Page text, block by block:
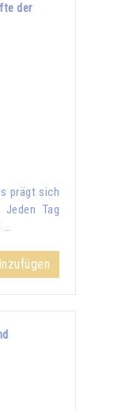
der
prägt sich
Tag
…